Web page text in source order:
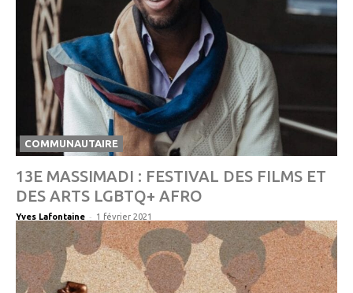
COMMUNAUTAIRE
13E MASSIMADI : FESTIVAL DES FILMS ET
DES ARTS LGBTQ+ AFRO
Yves Lafontaine - 1 février 2021